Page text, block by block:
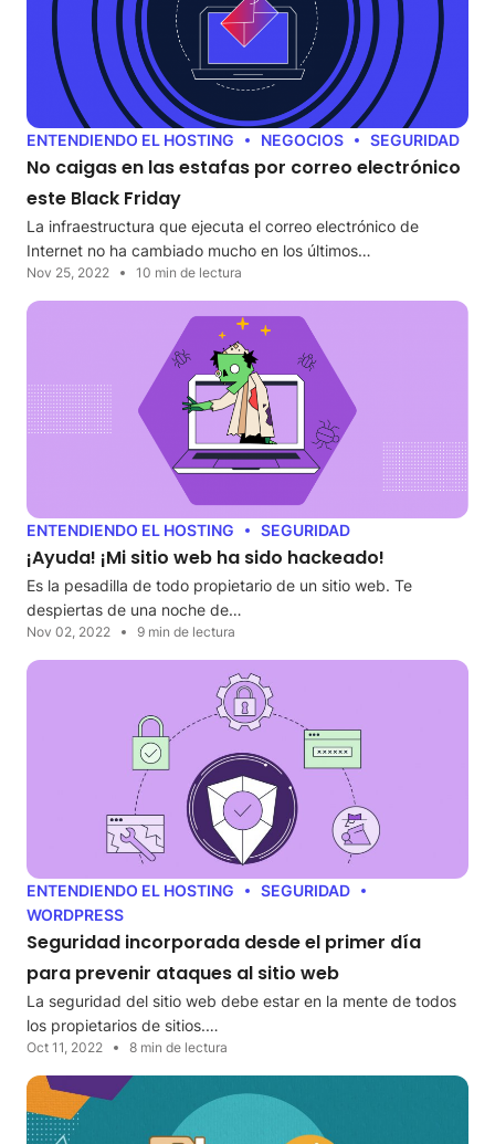
ENTENDIENDO EL HOSTING NEGOCIOS SEGURIDAD
No caigas en las estafas por correo electrónico
este Black Friday
La infraestructura que ejecuta el correo electrónico de
Internet no ha cambiado mucho en los últimos…
Nov 25, 2022 10 min de lectura
ENTENDIENDO EL HOSTING SEGURIDAD
¡Ayuda! ¡Mi sitio web ha sido hackeado!
Es la pesadilla de todo propietario de un sitio web. Te
despiertas de una noche de…
Nov 02, 2022 9 min de lectura
ENTENDIENDO EL HOSTING
SEGURIDAD
WORDPRESS
Seguridad incorporada desde el primer día
para prevenir ataques al sitio web
La seguridad del sitio web debe estar en la mente de todos
los propietarios de sitios.…
Oct 11, 2022 8 min de lectura